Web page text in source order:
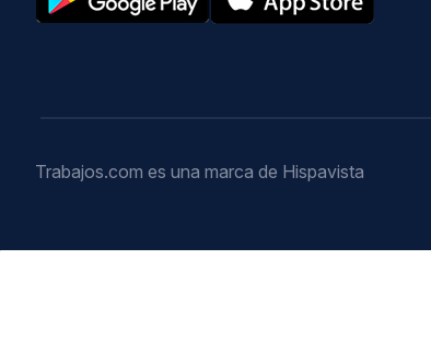
Trabajos.com es una marca de Hispavista